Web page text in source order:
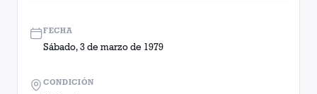
FECHA
Sábado, 3 de marzo de 1979
CONDICIÓN